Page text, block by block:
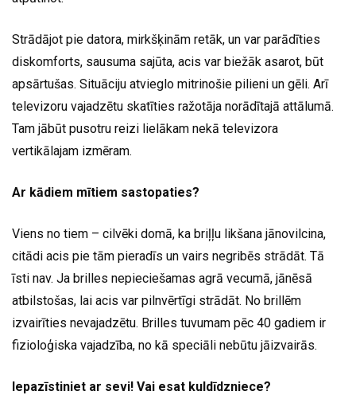
Strādājot pie datora, mirkšķinām retāk, un var parādīties
diskomforts, sausuma sajūta, acis var biežāk asarot, būt
apsārtušas. Situāciju atvieglo mitrinošie pilieni un gēli. Arī
televizoru vajadzētu skatīties ražotāja norādītajā attālumā.
Tam jābūt pusotru reizi lielākam nekā televizora
vertikālajam izmēram.
Ar kādiem mītiem sastopaties?
Viens no tiem – cilvēki domā, ka briļļu likšana jānovilcina,
citādi acis pie tām pieradīs un vairs negribēs strādāt. Tā
īsti nav. Ja brilles nepieciešamas agrā vecumā, jānēsā
atbilstošas, lai acis var pilnvērtīgi strādāt. No brillēm
izvairīties nevajadzētu. Brilles tuvumam pēc 40 gadiem ir
fizioloģiska vajadzība, no kā speciāli nebūtu jāizvairās.
Iepazīstiniet ar sevi! Vai esat kuldīdzniece?